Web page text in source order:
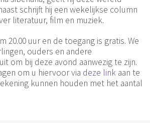
schrijft hij een wekelijkse column
literatuur, film en muziek.
20.00 uur en de toegang is gratis. We
ouders en andere
om bij deze avond aanwezig te zijn.
om u hiervoor via deze link aan te
kunnen houden met het aantal